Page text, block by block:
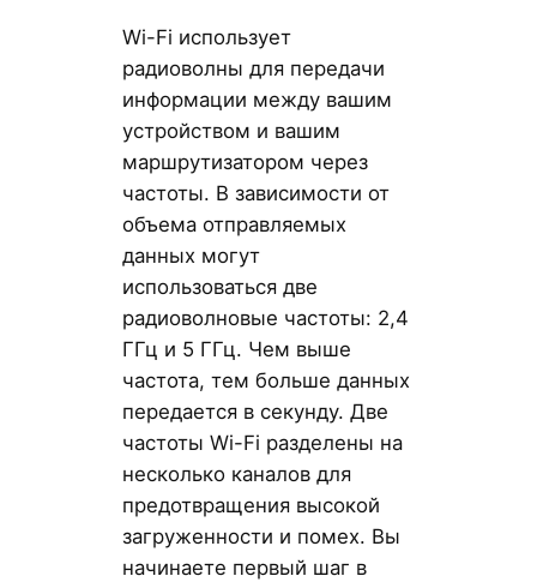
Wi-Fi использует
радиоволны для передачи
информации между вашим
устройством и вашим
маршрутизатором через
частоты. В зависимости от
объема отправляемых
данных могут
использоваться две
радиоволновые частоты: 2,4
ГГц и 5 ГГц. Чем выше
частота, тем больше данных
передается в секунду. Две
частоты Wi-Fi разделены на
несколько каналов для
предотвращения высокой
загруженности и помех. Вы
начинаете первый шаг в